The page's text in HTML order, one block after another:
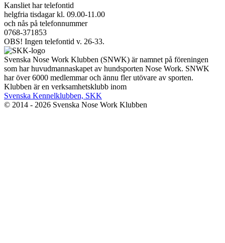
Kansliet har telefontid
helgfria tisdagar kl. 09.00-11.00
och nås på telefonnummer
0768-371853
OBS! Ingen telefontid v. 26-33.
Svenska Nose Work Klubben (SNWK) är namnet på föreningen
som har huvudmannaskapet av hundsporten Nose Work. SNWK
har över 6000 medlemmar och ännu fler utövare av sporten.
Klubben är en verksamhetsklubb inom
Svenska Kennelklubben, SKK
© 2014 - 2026 Svenska Nose Work Klubben